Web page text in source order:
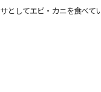
してエビ・カニを食べて